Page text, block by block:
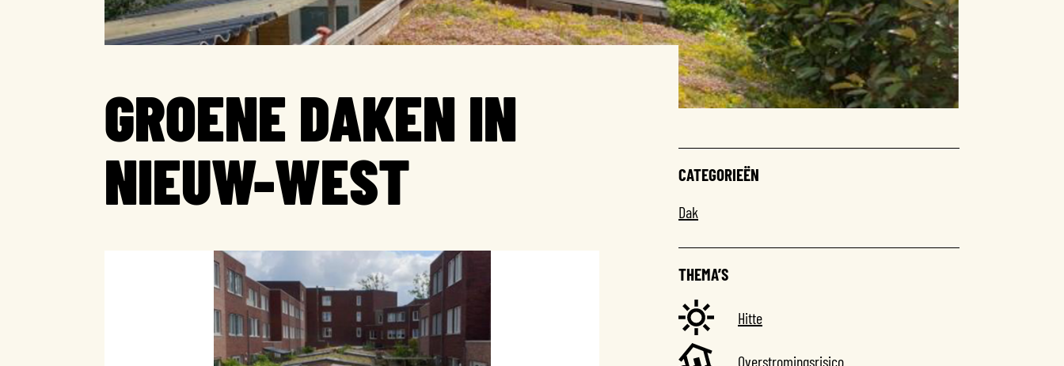
GROENE DAKEN IN
NIEUW-WEST
CATEGORIEËN
Dak
THEMA’S
Hitte
Overstromingsrisico